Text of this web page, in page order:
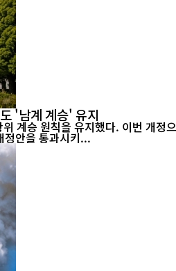
'남계 계승' 유지
계승 원칙을 유지했다. 이번 개
개정안을 통과시키...